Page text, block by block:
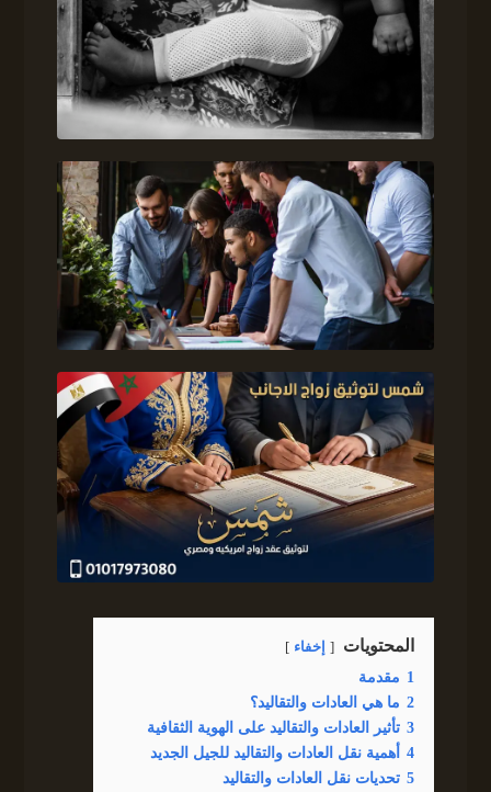
المحتويات إخفاء
1 مقدمة
2 ما هي العادات والتقاليد؟
3 تأثير العادات والتقاليد على الهوية الثقافية
4
أهمية نقل العادات والتقاليد للجيل الجديد
5 تحديات نقل العادات والتقاليد